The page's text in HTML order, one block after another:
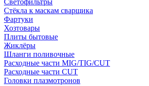
Светофильтры
Стёкла к маскам сварщика
Фартуки
Хозтовары
Плиты бытовые
Жиклёры
Шланги поливочные
Расходные части MIG/TIG/CUT
Расходные части CUT
Головки плазмотронов